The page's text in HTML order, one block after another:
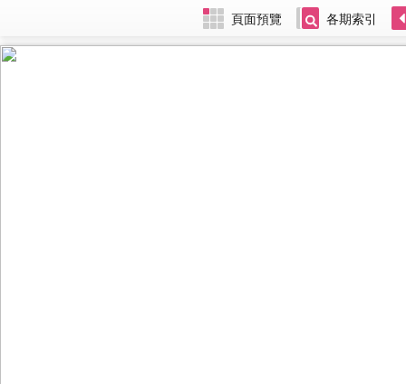
頁面預覽 各期索引